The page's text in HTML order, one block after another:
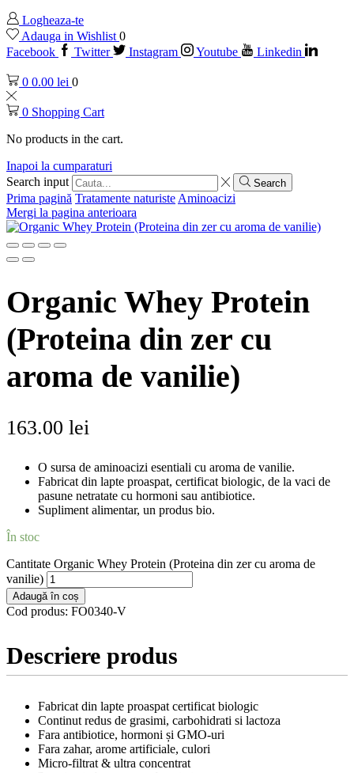
Logheaza-te
Adauga in Wishlist 0
Facebook
Twitter Instagram Youtube Linkedin
0 0.00 lei 0
0 Shopping Cart
No products in the cart.
Inapoi la cumparaturi
Search input
Search
Prima pagină Tratamente naturiste Aminoacizi
Mergi la pagina anterioara
Organic Whey Protein
(Proteina din zer cu
aroma de vanilie)
163.00 lei
O sursa de aminoacizi esentiali cu aroma de vanilie.
Fabricat din lapte proaspat, certificat biologic, de la vaci de
pasune netratate cu hormoni sau antibiotice.
Supliment alimentar, un produs bio.
În stoc
Cantitate Organic Whey Protein (Proteina din zer cu aroma de
vanilie)
Adaugă în coș
Cod produs: FO0340-V
Descriere produs
Fabricat din lapte proaspat certificat biologic
Continut redus de grasimi, carbohidrati si lactoza
Fara antibiotice, hormoni și GMO-uri
Fara zahar, arome artificiale, culori
Micro-filtrat & ultra concentrat